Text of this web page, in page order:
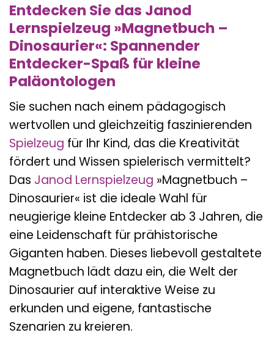
Entdecken Sie das Janod
Lernspielzeug »Magnetbuch –
Dinosaurier«: Spannender
Entdecker-Spaß für kleine
Paläontologen
Sie suchen nach einem pädagogisch
wertvollen und gleichzeitig faszinierenden
Spielzeug für Ihr Kind, das die Kreativität
fördert und Wissen spielerisch vermittelt?
Das Janod Lernspielzeug »Magnetbuch –
Dinosaurier« ist die ideale Wahl für
neugierige kleine Entdecker ab 3 Jahren, die
eine Leidenschaft für prähistorische
Giganten haben. Dieses liebevoll gestaltete
Magnetbuch lädt dazu ein, die Welt der
Dinosaurier auf interaktive Weise zu
erkunden und eigene, fantastische
Szenarien zu kreieren.